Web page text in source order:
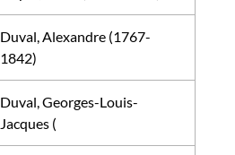
Duval, Alexandre (1767-
1842)
Duval, Georges-Louis-
Jacques (